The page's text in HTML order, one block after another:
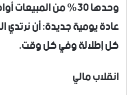
وحدها 30% من
عادة يومية جديدة: أن نرتدي
كل إطلالة وفي كل وقت.
انقلاب مالي